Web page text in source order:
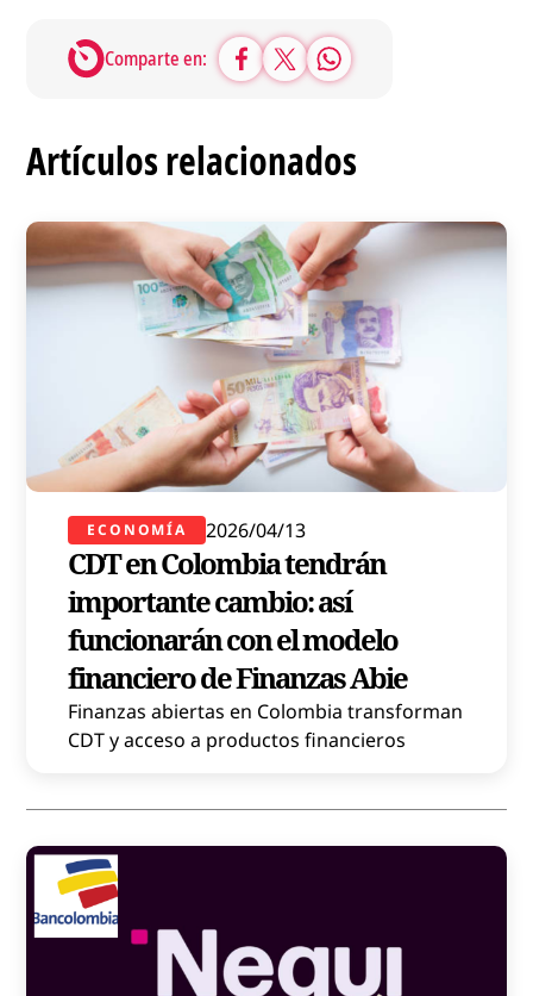
Comparte en:
Artículos relacionados
ECONOMÍA 2026/04/13
CDT en Colombia tendrán
importante cambio: así
funcionarán con el modelo
financiero de Finanzas Abie
Finanzas abiertas en Colombia transforman
CDT y acceso a productos financieros